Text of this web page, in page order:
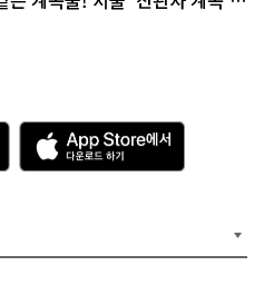
A
p
p
e